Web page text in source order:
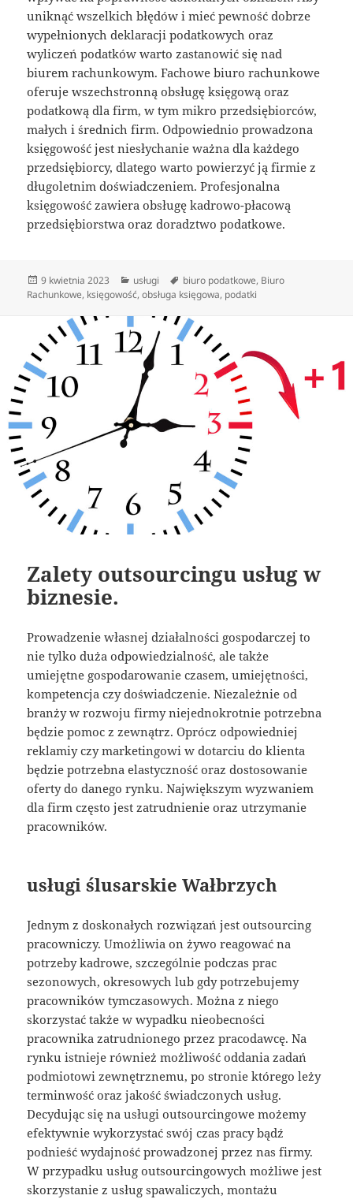
uniknąć wszelkich błędów i mieć pewność dobrze
wypełnionych deklaracji podatkowych oraz
wyliczeń podatków warto zastanowić się nad
biurem rachunkowym. Fachowe biuro rachunkowe
oferuje wszechstronną obsługę księgową oraz
podatkową dla firm, w tym mikro przedsiębiorców,
małych i średnich firm. Odpowiednio prowadzona
księgowość jest niesłychanie ważna dla każdego
przedsiębiorcy, dlatego warto powierzyć ją firmie z
długoletnim doświadczeniem. Profesjonalna
księgowość zawiera obsługę kadrowo-płacową
przedsiębiorstwa oraz doradztwo podatkowe.
Data
publikacji
9 kwietnia 2023 Kategorie
usługi Tagi
biuro podatkowe, Biuro
Rachunkowe, księgowość,obsługa księgowa, podatki
Zalety outsourcingu usług w
biznesie.
Prowadzenie własnej działalności gospodarczej to
nie tylko duża odpowiedzialność, ale także
umiejętne gospodarowanie czasem, umiejętności,
kompetencja czy doświadczenie. Niezależnie od
branży w rozwoju firmy niejednokrotnie potrzebna
będzie pomoc z zewnątrz. Oprócz odpowiedniej
reklamiy czy marketingowi w dotarciu do klienta
będzie potrzebna elastyczność oraz dostosowanie
oferty do danego rynku. Największym wyzwaniem
dla firm często jest zatrudnienie oraz utrzymanie
pracowników.
usługi ślusarskie Wałbrzych
Jednym z doskonałych rozwiązań jest outsourcing
pracowniczy. Umożliwia on żywo reagować na
potrzeby kadrowe, szczególnie podczas prac
sezonowych, okresowych lub gdy potrzebujemy
pracowników tymczasowych. Można z niego
skorzystać także w wypadku nieobecności
pracownika zatrudnionego przez pracodawcę. Na
rynku istnieje również możliwość oddania zadań
podmiotowi zewnętrznemu, po stronie którego leży
terminwość oraz jakość świadczonych usług.
Decydując się na usługi outsourcingowe możemy
efektywnie wykorzystać swój czas pracy bądź
podnieść wydajność prowadzonej przez nas firmy.
W przypadku usług outsourcingowych możliwe jest
skorzystanie z usług spawaliczych, montażu